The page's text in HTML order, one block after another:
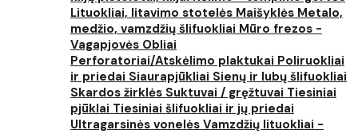
Lituokliai, litavimo stotelės Maišyklės Metalo,
medžio, vamzdžių šlifuokliai Mūro frezos -
Vagapjovės Obliai
Perforatoriai/Atskėlimo plaktukai Poliruokliai
ir priedai Siaurapjūkliai Sienų ir lubų šlifuokliai
Skardos žirklės Suktuvai / gręžtuvai Tiesiniai
pjūklai Tiesiniai šlifuokliai ir jų priedai
Ultragarsinės vonelės Vamzdžių lituokliai -